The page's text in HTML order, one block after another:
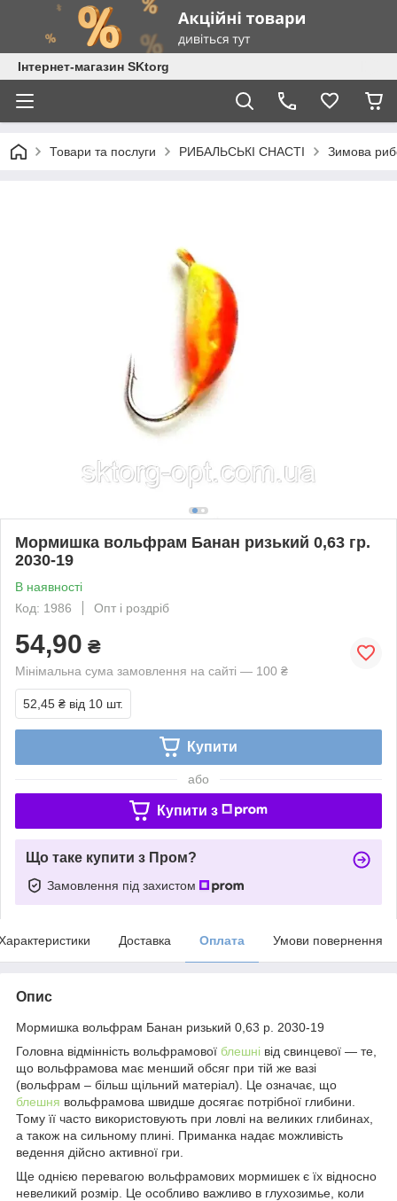
Інтернет-магазин SKtorg
Товари та послуги РИБАЛЬСЬКІ СНАСТІ Зимова
Мормишка вольфрам Банан ризький 0,63 гр.
2030-19
В наявності
Код: 1986
Опт і роздріб
54,90 ₴
Мінімальна сума замовлення на сайті — 100 ₴
52,45 ₴ від 10 шт.
Купити
або
Купити з
Що таке купити з Пром?
Замовлення під захистом
Доставка Оплата Умови повернення
Опис
Мормишка вольфрам Банан ризький 0,63 р. 2030-19
Головна відмінність вольфрамової блешні від свинцевої — те,
що вольфрамова має менший обсяг при тій же вазі
(вольфрам – більш щільний матеріал). Це означає, що
блешня вольфрамова швидше досягає потрібної глибини.
Тому її часто використовують при ловлі на великих глибинах,
а також на сильному плині. Приманка надає можливість
ведення дійсно активної гри.
Ще однією перевагою вольфрамових мормишек є їх відносно
невеликий розмір. Це особливо важливо в глухозимье, коли